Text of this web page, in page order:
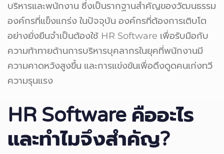
บริหารและพนักงาน ซึ่งเป็นรากฐานสำคัญของวัฒนธรรม
องค์กรที่แข็งแกร่ง ในปัจจุบัน องค์กรที่ต้องการเติบโต
อย่างยั่งยืนจำเป็นต้องใช้ HR Software เพื่อรับมือกับ
ความท้าทายด้านการบริหารบุคลากรในยุคที่พนักงานมี
ความคาดหวังสูงขึ้น และการแข่งขันเพื่อดึงดูดคนเก่งทวี
ความรุนแรง
HR Software คืออะไร
และทำไมจึงสำคัญ?